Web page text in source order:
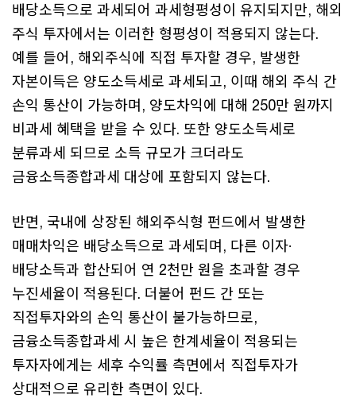
배당소득으로 과세되어 과세형평성이 유지되지만, 해외
주식 투자에서는 이러한 형평성이 적용되지 않는다.
예를 들어, 해외주식에 직접 투자할 경우, 발생한
자본이득은 양도소득세로 과세되고, 이때 해외 주식 간
손익 통산이 가능하며, 양도차익에 대해 250만 원까지
비과세 혜택을 받을 수 있다. 또한 양도소득세로
분류과세 되므로 소득 규모가 크더라도
금융소득종합과세 대상에 포함되지 않는다.
반면, 국내에 상장된 해외주식형 펀드에서 발생한
매매차익은 배당소득으로 과세되며, 다른 이자·
배당소득과 합산되어 연 2천만 원을 초과할 경우
누진세율이 적용된다. 더불어 펀드 간 또는
직접투자와의 손익 통산이 불가능하므로,
금융소득종합과세 시 높은 한계세율이 적용되는
투자자에게는 세후 수익률 측면에서 직접투자가
상대적으로 유리한 측면이 있다.